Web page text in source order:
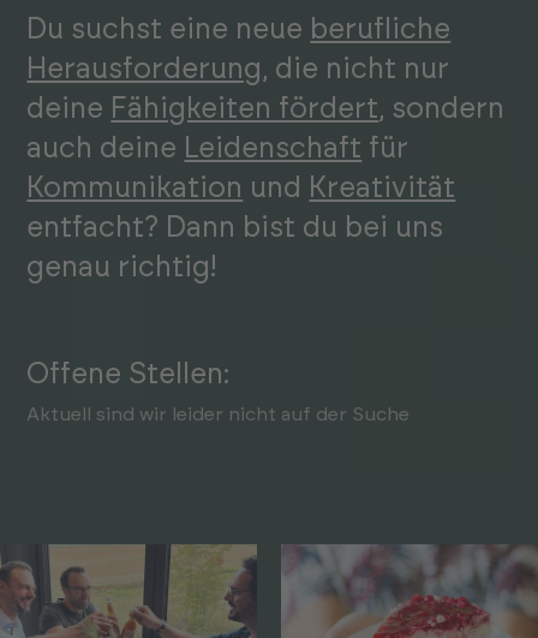
Du suchst eine neue beruf­liche
Her­aus­forder­ung, die nicht nur
deine Fähig­keiten fördert, sondern
auch deine Leiden­schaft für
Kommu­nikation und Kreativität
entfacht? Dann bist du bei uns
genau richtig!
Offene Stellen:
Aktuell sind wir leider nicht auf der Suche